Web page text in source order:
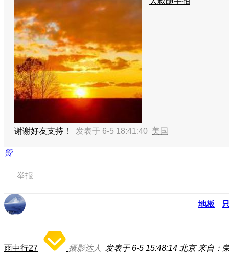
谢谢好友支持！ 发表于 6-5 18:41:40 美国
赞
举报
地板
雨中行27 摄影达人 发表于 6-5 15:48:14 北京 来自：